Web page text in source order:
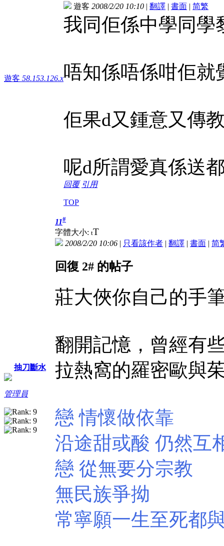
遊客 58.153.126.x
遊客 2008/2/20 10:10 | 翻譯 | 書面 | 简繁
我同佢係中學同學
唔知係唔係咁佢就
佢果d又鍾意又傳
呢d所謂愛真係送
回覆 引用
TOP
抽刀斷水
管理員
11#
字體大小: tT
2008/2/20 10:06 | 只看該作者 | 翻譯 | 書面 | 简
回復 2# 的帖子
莊大俠你自己的手
翻開記憶，曾經有
拉熱窩的羅密歐與
戀 情懷做依靠
沿途甜或酸 仍然互
戀 從無要分宗教
無民族爭拗
常寧願一生至死都